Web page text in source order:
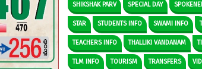
SHIKSHAK PARV SPECIAL DAY
STAR STUDENTS INFO SWAMI INFO T
TEACHERS INFO THALLIKI VANDANAM
TLM INFO TOURISM TRANSFERS